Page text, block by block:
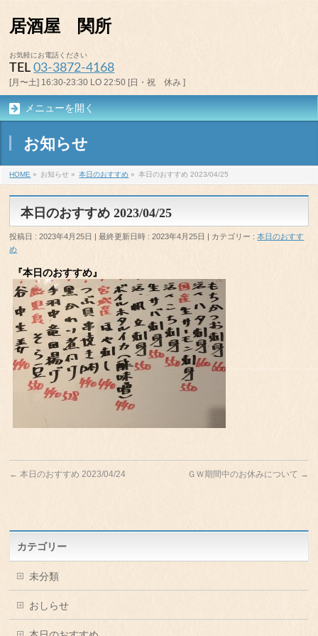
居酒屋 関所
お気軽にお電話ください
TEL03-3872-4168
[月〜土] 16:30-23:30 LO 22:50 [日・祝 休み ]
メニューを開く
お知らせ
HOME » お知らせ » 本日のおすすめ » 本日のおすすめ 2023/04/25
本日のおすすめ 2023/04/25
投稿日 : 2023年4月25日 最終更新日時 : 2023年4月25日 カテゴリー :本日のおすす
め
『本日のおすすめ』
← 本日のおすすめ 2023/04/24 ＧＷ期間中のお休みについて →
カテゴリー
未分類
おしらせ